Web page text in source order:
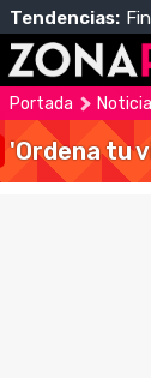
Tendencias:
Portada
'Ordena tu